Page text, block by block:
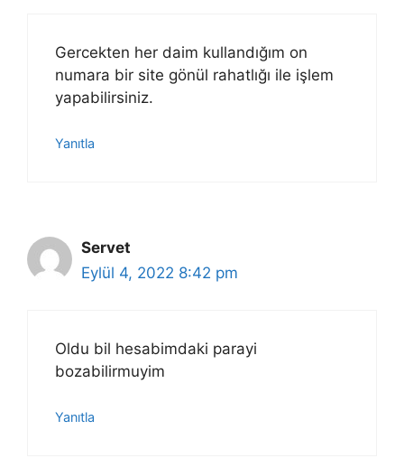
Gercekten her daim kullandığım on
numara bir site gönül rahatlığı ile işlem
yapabilirsiniz.
Yanıtla
Servet
Eylül 4, 2022 8:42 pm
Oldu bil hesabimdaki parayi
bozabilirmuyim
Yanıtla